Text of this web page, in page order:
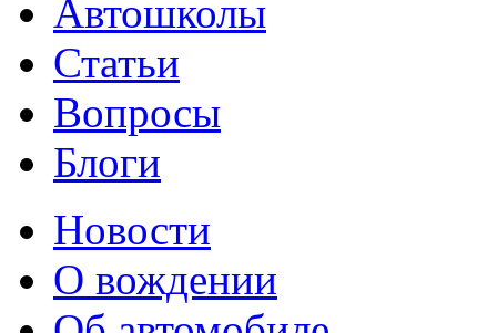
Автошколы
Статьи
Вопросы
Блоги
Новости
О вождении